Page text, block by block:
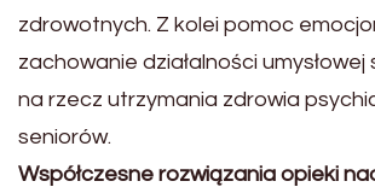
zdrowotnych. Z kolei pomoc
zachowanie działalności
na rzecz utrzymania zdrowia
seniorów.
Współczesne rozwiązania opieki